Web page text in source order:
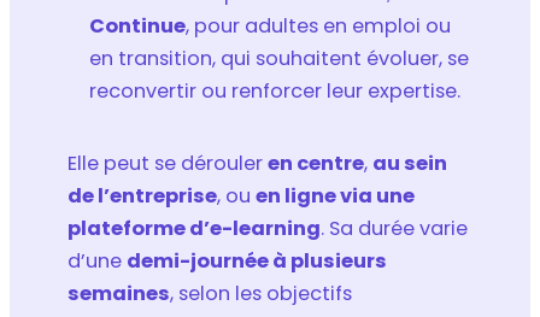
Continue, pour adultes en emploi ou
en transition, qui souhaitent évoluer, se
reconvertir ou renforcer leur expertise.
Elle peut se dérouleren centre, au sein
de l’entreprise, ou en ligne via une
plateforme d’e-learning. Sa durée varie
d’une demi-journée à plusieurs
semaines, selon les objectifs